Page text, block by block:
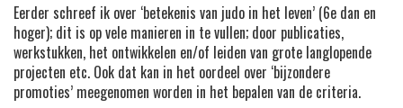
Eerder schreef ik over ‘betekenis van judo in het leven’ (6e dan en
hoger); dit is op vele manieren in te vullen; door publicaties,
werkstukken, het ontwikkelen en/of leiden van grote langlopende
projecten etc. Ook dat kan in het oordeel over ‘bijzondere
promoties’ meegenomen worden in het bepalen van de criteria.